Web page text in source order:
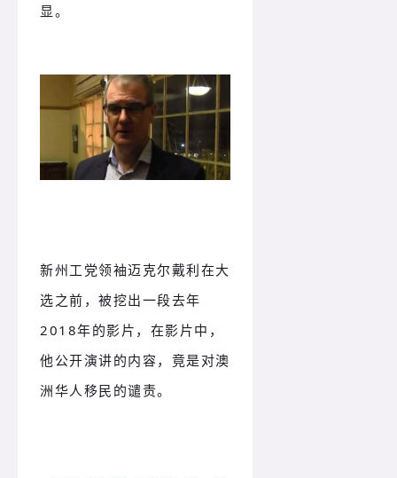
显。
新州工党领袖迈克尔戴利在大
选之前，被挖出一段去年
2018年的影片，在影片中，
他公开演讲的内容，竟是对澳
洲华人移民的谴责。